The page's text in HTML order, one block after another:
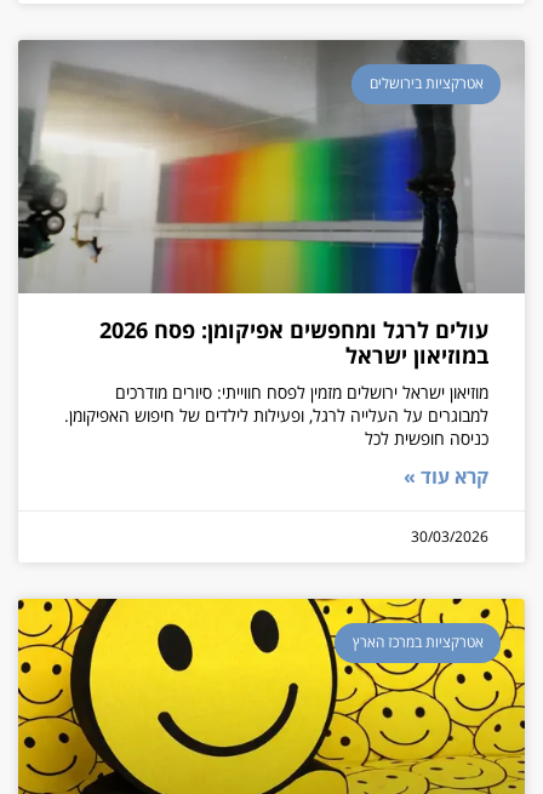
אטרקציות בירושלים
עולים לרגל ומחפשים אפיקומן: פסח 2026
במוזיאון ישראל
מוזיאון ישראל ירושלים מזמין לפסח חווייתי: סיורים מודרכים
למבוגרים על העלייה לרגל, ופעילות לילדים של חיפוש האפיקומן.
כניסה חופשית לכל
קרא עוד »
30/03/2026
אטרקציות במרכז הארץ